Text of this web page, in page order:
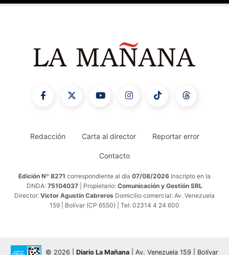
Redacción Carta al director Reportar error
Contacto
Edición Nº 8271 correspondiente al día 07/08/2026 Inscripto en la
DNDA: 75104037 | Propietario: Comunicación y Gestión SRL
Director: Victor Agustín Cabreros Domicilio comercial: Av. Venezuela
159 | Bolívar (CP 6550) | Tel: 02314 4 24 600
© 2026 | Diario La Mañana | Av. Venezuela 159 | Bolívar